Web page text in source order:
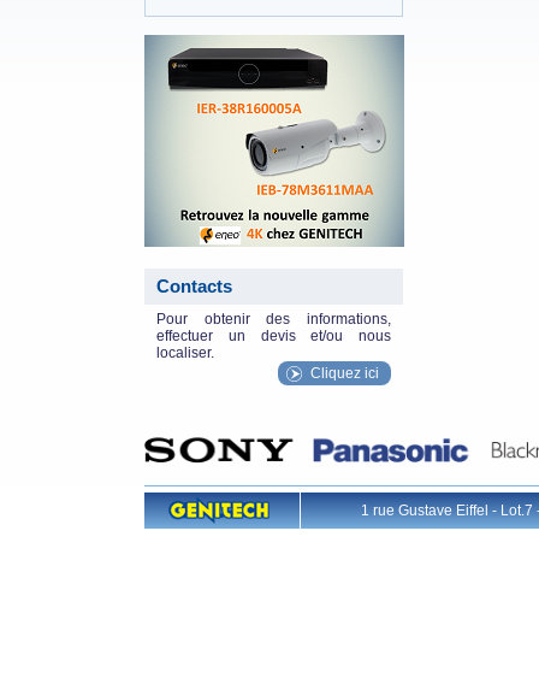
Contacts
Pour obtenir des informations,
effectuer un devis et/ou nous
localiser.
Cliquez ici
1 rue Gustave Eiffel -